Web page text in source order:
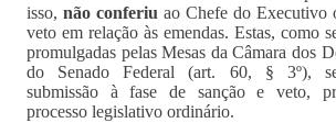
isso,não conferiu ao Chefe do Executivo
veto em relação às emendas. Estas, como
promulgadas pelas Mesas da Câmara dos
do Senado Federal (art. 60, § 3º),
submissão à fase de sanção e veto,
processo legislativo ordinário.